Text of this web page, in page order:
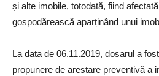
și alte imobile, totodată, fiind
gospodărească aparținând unui
La data de 06.11.2019, dosarul a
propunere de arestare preventivă a